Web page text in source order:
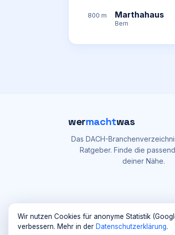
800 m Marthahaus
Bern
wermachtwas
Das DACH-
Ratgeber. Finde die
deiner Nähe.
Wir nutzen Cookies für anonyme Statistik
verbessern. Mehr in der Datenschutzerklärung.